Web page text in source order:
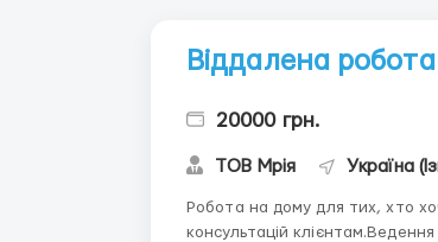
Віддалена
20000 грн.
ТОВ Мрія Україна
Робота на дому для тих, хто хоче
консультацій